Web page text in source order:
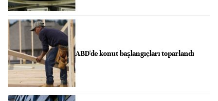
ABD'de konut başlangıçları toparlandı